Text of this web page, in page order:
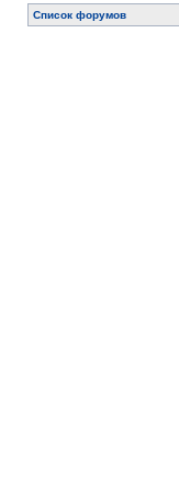
Список форумов